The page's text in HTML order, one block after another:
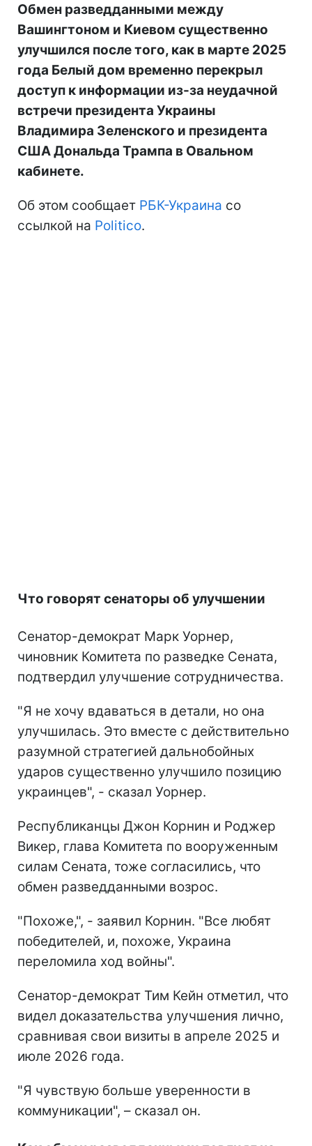
Обмен разведданными между
Вашингтоном и Киевом существенно
улучшился после того, как в марте 2025
года Белый дом временно перекрыл
доступ к информации из-за неудачной
встречи президента Украины
Владимира Зеленского и президента
США Дональда Трампа в Овальном
кабинете.
Об этом сообщает РБК-Украина со
ссылкой на Politico.
Что говорят сенаторы об улучшении
Сенатор-демократ Марк Уорнер,
чиновник Комитета по разведке Сената,
подтвердил улучшение сотрудничества.
"Я не хочу вдаваться в детали, но она
улучшилась. Это вместе с действительно
разумной стратегией дальнобойных
ударов существенно улучшило позицию
украинцев", - сказал Уорнер.
Республиканцы Джон Корнин и Роджер
Викер, глава Комитета по вооруженным
силам Сената, тоже согласились, что
обмен разведданными возрос.
"Похоже,", - заявил Корнин. "Все любят
победителей, и, похоже, Украина
переломила ход войны".
Сенатор-демократ Тим Кейн отметил, что
видел доказательства улучшения лично,
сравнивая свои визиты в апреле 2025 и
июле 2026 года.
"Я чувствую больше уверенности в
коммуникации", – сказал он.